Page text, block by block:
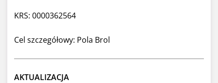
KRS: 0000362564
Cel szczegółowy: Pola Brol
AKTUALIZACJA